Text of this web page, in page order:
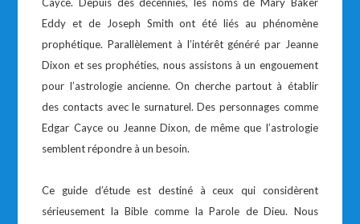
Eddy et de Joseph Smith ont été liés au phénomène
prophétique. Parallèlement à l’intérêt généré par Jeanne
Dixon et ses prophéties, nous assistons à un engouement
pour l’astrologie ancienne. On cherche partout à établir
des contacts avec le surnaturel. Des personnages comme
Edgar Cayce ou Jeanne Dixon, de même que l’astrologie
semblent répondre à un besoin.
Ce guide d’étude est destiné à ceux qui considèrent
sérieusement la Bible comme la Parole de Dieu. Nous